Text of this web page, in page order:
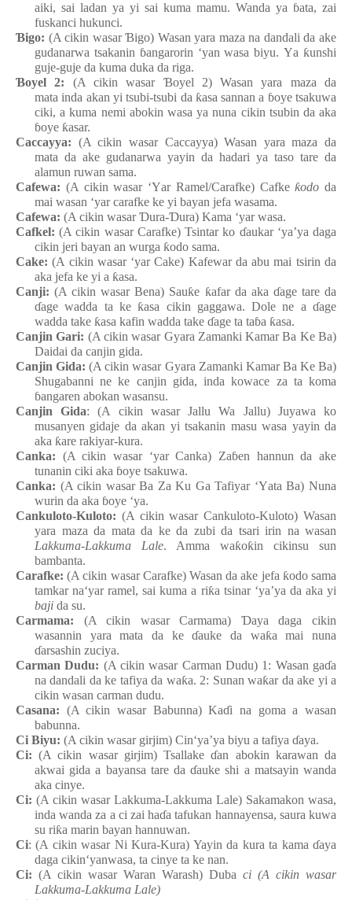
aiki, sai ladan ya yi sai kuma mamu. Wanda ya ɓata, zai
fuskanci hukunci.
Ɓigo: (A cikin wasarƁigo) Wasanyara maza na dandali da ake
gudanarwa tsakanin ɓangarorin ‘yan wasa biyu.Ya ƙunshi
guje-guje da kuma duka da riga.
Ɓoyel 2: (A cikin wasar Ɓoyel 2) Wasanyara maza da
mata inda akan yi tsubi-tsubi da ƙasa sannan a ɓoye tsakuwa
ciki, a kuma nemi abokin wasa ya nuna cikin tsubin da aka
ɓoye ƙasar.
Caccayya: (A cikin wasar Caccayya) Wasan yara maza da
mata da ake gudanarwa yayin da hadari ya taso tare da
alamun ruwan sama.
Cafewa: (A cikin wasar ‘Yar Ramel/Carafke) Cafke ƙodo da
mai wasan ‘yar carafke ke yi bayan jefa wasama.
Cafewa: (A cikin wasarƊura-Ɗura) Kama ‘yar wasa.
Cafkel: (A cikin wasar Carafke) Tsintar ko ɗaukar ‘ya’ya daga
cikin jeri bayan an wurga ƙodo sama.
Cake: (A cikin wasar ‘yar Cake) Kafewar da abu mai tsirin da
aka jefa ke yi a ƙasa.
Canji: (A cikin wasar Bena) Sauƙe ƙafar da aka ɗage tare da
ɗage wadda ta ke ƙasa cikin gaggawa. Dole ne aɗage
wadda take ƙasa kafin wadda take ɗage ta taɓa ƙasa.
Canjin Gari: (A cikin wasar Gyara Zamanki Kamar Ba Ke Ba)
Daidai da canjin gida.
Canjin Gida: (A cikin wasar Gyara Zamanki Kamar Ba Ke Ba)
Shugabanni ne ke canjin gida, inda kowace za ta koma
ɓangaren abokan wasansu.
Canjin Gida: (A cikin wasar Jallu Wa Jallu) Juyawa ko
musanyen gidaje da akan yi tsakanin masu wasa yayin da
aka ƙare rakiyar-kura.
Canka: (A cikin wasar ‘yar Canka) Zaɓen hannun da ake
tunanin ciki aka ɓoye tsakuwa.
Canka: (A cikin wasar Ba Za Ku Ga Tafiyar ‘Yata Ba) Nuna
wurin da aka ɓoye ‘ya.
Cankuloto-Kuloto: (A cikin wasar Cankuloto-Kuloto) Wasan
yara maza da mata da ke da zubi da tsari irin na wasan
Lakkuma-Lakkuma
Lale. Amma waƙoƙin
cikinsu sun
bambanta.
Carafke: (A cikin wasar Carafke) Wasan da ake jefa ƙodo sama
tamkar na‘yar ramel, sai kuma a riƙa tsinar ‘ya’ya da aka yi
baji da su.
Carmama: (A cikin wasar Carmama) Ɗaya daga
cikin
wasannin
yara mata da ke ɗauke da waƙa mai
nuna
ɗarsashin zuciya.
Carman Dudu: (A cikin wasar Carman Dudu) 1: Wasan gaɗa
na dandali da ke tafiya da waƙa. 2: Sunan waƙar da ake yi a
cikin wasan carman dudu.
Casana: (A cikin wasar Babunna) Kaɗi na goma a wasan
babunna.
Ci Biyu: (A cikin wasar girjim) Cin‘ya’ya biyu a tafiya ɗaya.
Ci: (A cikin wasar girjim) Tsallake ɗan abokin karawan da
akwai gida a bayansa tare daɗauke shi a matsayin wanda
aka cinye.
Ci: (A cikin wasar Lakkuma-Lakkuma Lale) Sakamakon wasa,
inda wanda za a ci zai haɗa tafukan hannayensa, saura kuwa
su riƙa marin bayan hannuwan.
Ci: (A cikin wasar Ni Kura-Kura) Yayin da kura ta kama ɗaya
daga cikin‘yanwasa, ta cinye ta ke nan.
Ci: (A cikin wasar Waran Warash) Duba ci (A cikin wasar
Lakkuma-Lakkuma Lale)